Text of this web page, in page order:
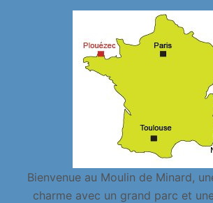
Bienvenue au Moulin de Minard,
charme avec un grand parc et